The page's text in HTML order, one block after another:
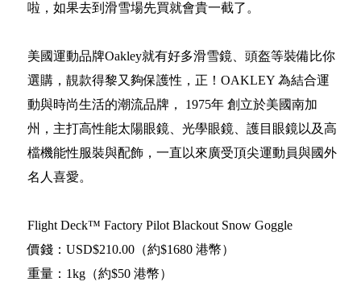
啦，如果去到滑雪場先買就會貴一截了。
美國運動品牌Oakley就有好多滑雪鏡、頭盔等裝備比你
選購，靚款得黎又夠保護性，正！OAKLEY 為結合運
動與時尚生活的潮流品牌， 1975年 創立於美國南加
州，主打高性能太陽眼鏡、光學眼鏡、護目眼鏡以及高
檔機能性服裝與配飾，一直以來廣受頂尖運動員與國外
名人喜愛。
Flight Deck™ Factory Pilot Blackout Snow Goggle
價錢：USD$210.00（約$1680 港幣）
重量：1kg（約$50 港幣）